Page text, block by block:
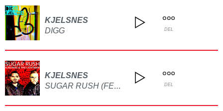
KJELSNES
DIGG
DEL
KJELSNES
SUGAR RUSH (FEAT. THE LIGHTMAN) DEL